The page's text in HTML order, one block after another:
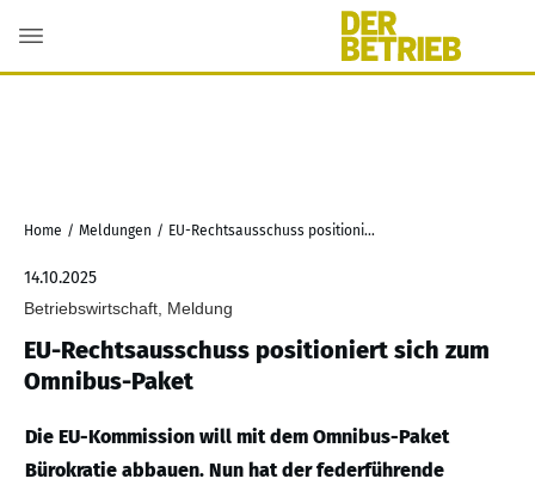
Home / Meldungen / EU-Rechtsausschuss positioniert sich zum Omnibus-Paket
14.10.2025
Betriebswirtschaft, Meldung
EU-Rechtsausschuss positioniert sich zum
Omnibus-Paket
Die EU-Kommission will mit dem Omnibus-Paket
Bürokratie abbauen. Nun hat der federführende